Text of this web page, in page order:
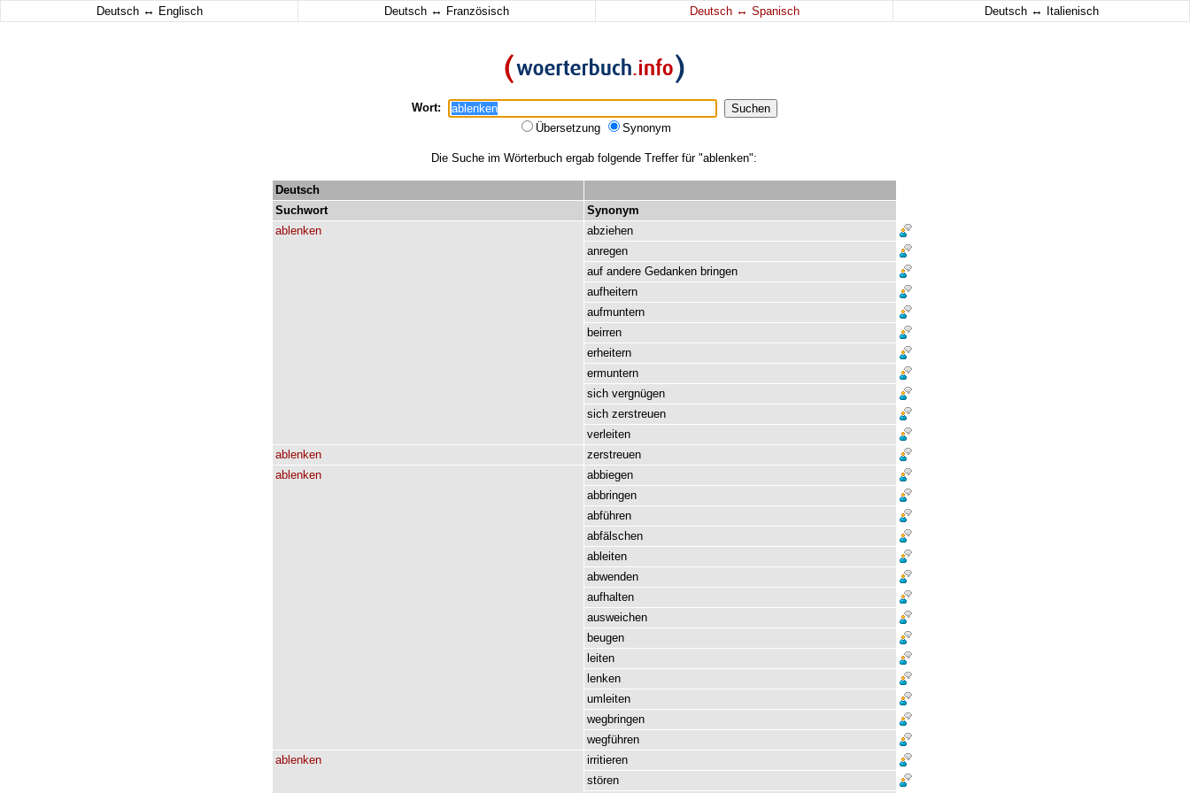
Deutsch ↔ Englisch Deutsch ↔ Französisch Deutsch ↔ Spanisch Deutsch ↔ Italienisch
Wort:
Übersetzung
Synonym
Die Suche im Wörterbuch ergab folgende Treffer für "ablenken":
Deutsch
Suchwort
Synonym
ablenken
abziehen
anregen
auf andere Gedanken bringen
aufheitern
aufmuntern
beirren
erheitern
ermuntern
sich vergnügen
sich zerstreuen
verleiten
ablenken
zerstreuen
ablenken
abbiegen
abbringen
abführen
abfälschen
ableiten
abwenden
aufhalten
ausweichen
beugen
leiten
lenken
umleiten
wegbringen
wegführen
ablenken
irritieren
stören